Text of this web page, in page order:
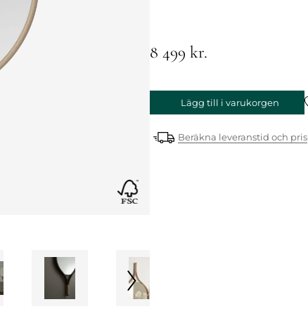
8 499 kr.
Lägg till i varukorgen
Beräkna leveranstid och pris